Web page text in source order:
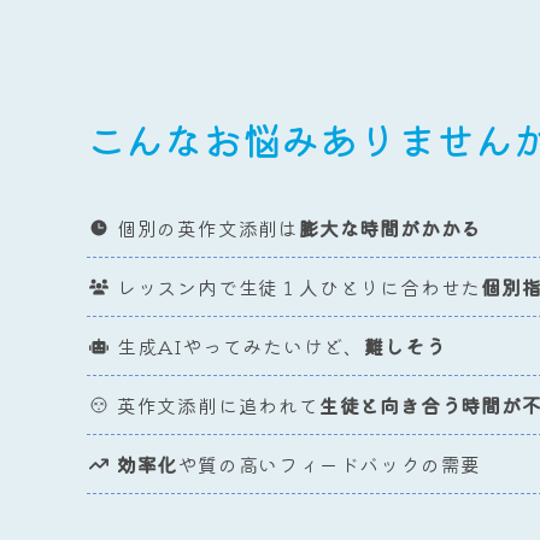
こんなお悩みありません
個別の英作文添削は膨大な時間がかかる
レッスン内で生徒１人ひとりに合わせた個別
生成AIやってみたいけど、 難しそう
英作文添削に追われて 生徒と向き合う時間が
効率化や質の高いフィードバックの需要